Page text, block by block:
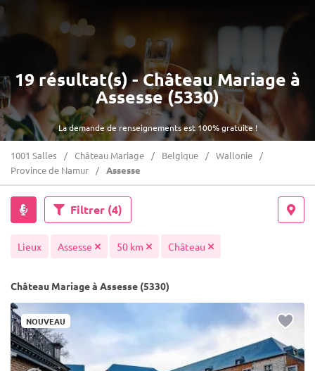
La demande de renseignements est 100% gratuite !
19 résultat(s) - Château Mariage à
Assesse (5330)
1001 Salles Château Mariage Belgique
Wallonie
Province de Namur
Assesse
Filtrer (4)
Lieux Assesse 50 km Château
Château Mariage à Assesse (5330)
NOUVEAU